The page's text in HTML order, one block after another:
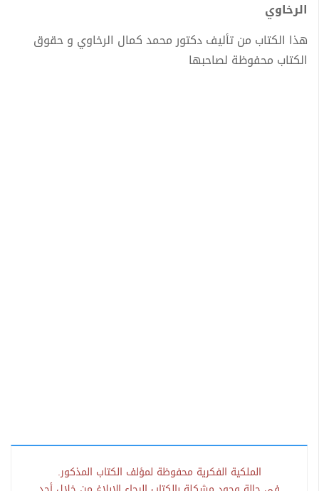
الرخاوي
هذا الكتاب من تأليف دكتور محمد كمال الرخاوي و حقوق
الكتاب محفوظة لصاحبها
الملكية الفكرية محفوظة لمؤلف الكتاب المذكور.